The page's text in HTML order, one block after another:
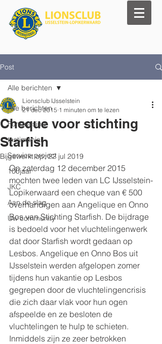
Post
Alle berichten
Fundraising
testimonial
Service project
100jaar
JKC
Aan de slag
Uw community
Alle berichten
Cheque voor stichting
Starfish
Lionsclub IJsselstein
21 dec 2015 1 minuten om te lezen
Bijgewerkt op:22 jul 2019
Op zaterdag 12 december 2015
mochten twee leden van LC IJsselstein-
Lopikerwaard een cheque van € 500
overhandigen aan Angelique en Onno
Bos van Stichting Starfish. De bijdrage
is bedoeld voor het vluchtelingenwerk
dat door Starfish wordt gedaan op
Lesbos. Angelique en Onno Bos uit
IJsselstein werden afgelopen zomer
tijdens hun vakantie op Lesbos
gegrepen door de vluchtelingencrisis
die zich daar vlak voor hun ogen
afspeelde en ze besloten de
vluchtelingen te hulp te schieten.
Inmiddels zijn ze zeer betrokken